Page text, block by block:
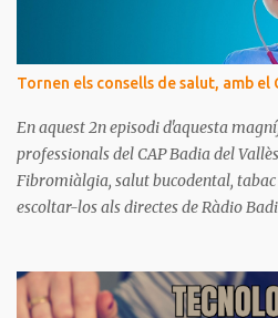
Tornen els consells de salut, amb el
En aquest 2n episodi d'aquesta
professionals del CAP Badia del
Fibromiàlgia, salut bucodental, tabac
escoltar-los als directes de Ràdio